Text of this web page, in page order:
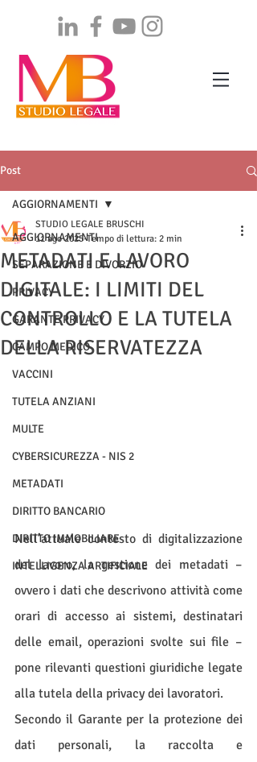
Post
AGGIORNAMENTI
SEPARAZIONE E DIVORZIO
PRIVACY
GARANTE PRIVACY
CAMPO MEDICO
VACCINI
TUTELA ANZIANI
MULTE
CYBERSICUREZZA - NIS 2
METADATI
DIRITTO BANCARIO
DIRITTO IMMOBILIARE
INTELLIGENZA ARTIFICIALE
AGGIORNAMENTI
METADATI E LAVORO
DIGITALE: I LIMITI DEL
CONTROLLO E LA TUTELA
DELLA RISERVATEZZA
STUDIO LEGALE BRUSCHI
11 ago 2025 Tempo di lettura: 2 min
Nell’attuale contesto di digitalizzazione
del lavoro, la gestione dei metadati –
ovvero i dati che descrivono attività come
orari di accesso ai sistemi, destinatari
delle email, operazioni svolte sui file –
pone rilevanti questioni giuridiche legate
alla tutela della privacy dei lavoratori.
Secondo il Garante per la protezione dei
dati personali, la raccolta e